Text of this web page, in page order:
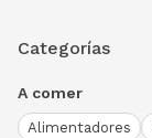
Categorías
A comer
Alimentadores